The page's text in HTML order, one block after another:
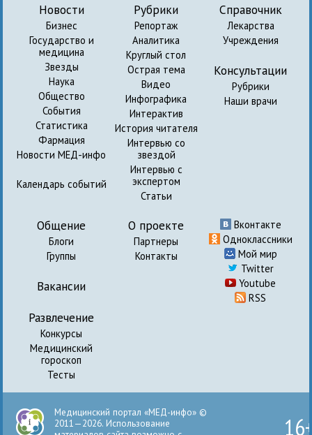
Новости
Бизнес
Государство и
медицина
Звезды
Наука
Общество
События
Статистика
Фармация
Новости МЕД-инфо
Календарь событий
Рубрики
Репортаж
Аналитика
Круглый стол
Острая тема
Видео
Инфографика
Интерактив
История читателя
Интервью со
звездой
Интервью с
экспертом
Статьи
Справочник
Лекарства
Учреждения
Консультации
Рубрики
Наши врачи
Общение
Блоги
Группы
Вакансии
Развлечение
Конкурсы
Медицинский
гороскоп
Тесты
О проекте
Партнеры
Контакты
Вконтакте
Одноклассники
Мой мир
Twitter
Youtube
RSS
Медицинский портал «МЕД-инфо» ©
2011—2026. Использование